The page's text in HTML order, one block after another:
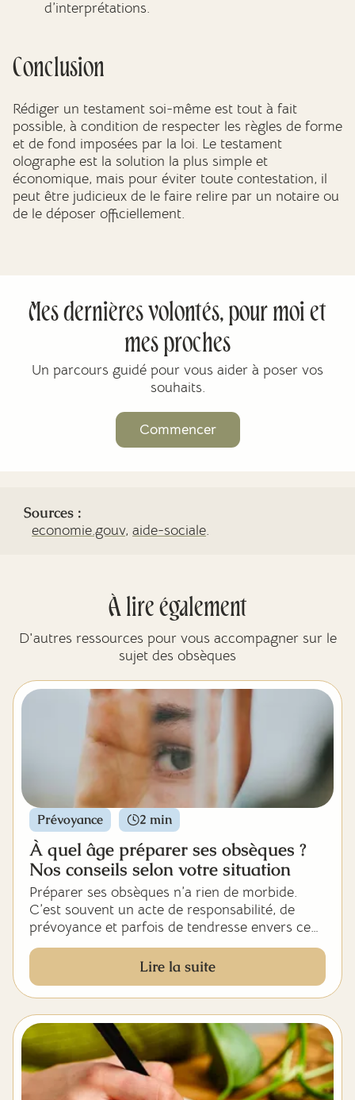
d’interprétations.
Conclusion
Rédiger un testament soi-même est tout à fait
possible, à condition de respecter les règles de forme
et de fond imposées par la loi. Le testament
olographe est la solution la plus simple et
économique, mais pour éviter toute contestation, il
peut être judicieux de le faire relire par un notaire ou
de le déposer officiellement.
Mes dernières volontés, pour moi et
mes proches
Un parcours guidé pour vous aider à poser vos
souhaits.
Commencer
Sources :
economie.gouv, aide-sociale.
À lire également
D'autres ressources pour vous accompagner sur le
sujet des obsèques
Prévoyance 2 min
À quel âge préparer ses obsèques ?
Nos conseils selon votre situation
Préparer ses obsèques n’a rien de morbide.
C’est souvent un acte de responsabilité, de
prévoyance et parfois de tendresse envers ceux
qui resteront.
Mais à quel moment s’y mettre ? Dès 40 ans ?
Après la retraite ? Et que faut-il prévoir
exactement ?
Dans cet article, Déva vous guide à travers les
âges de la vie pour vous aider à anticiper
l’organisation des funérailles en toute clarté.
Lire la suite